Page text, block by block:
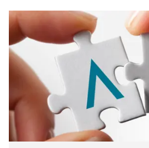
Sicurezza Inbank